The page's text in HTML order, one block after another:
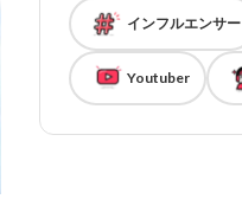
インフルエンサー
Youtuber